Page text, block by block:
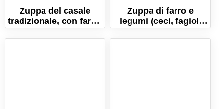
Zuppa del casale
tradizionale, con farro,
fagioli e ceci!
Zuppa di farro e
legumi (ceci, fagioli
cannellini e borlotti).
Ricetta facile!